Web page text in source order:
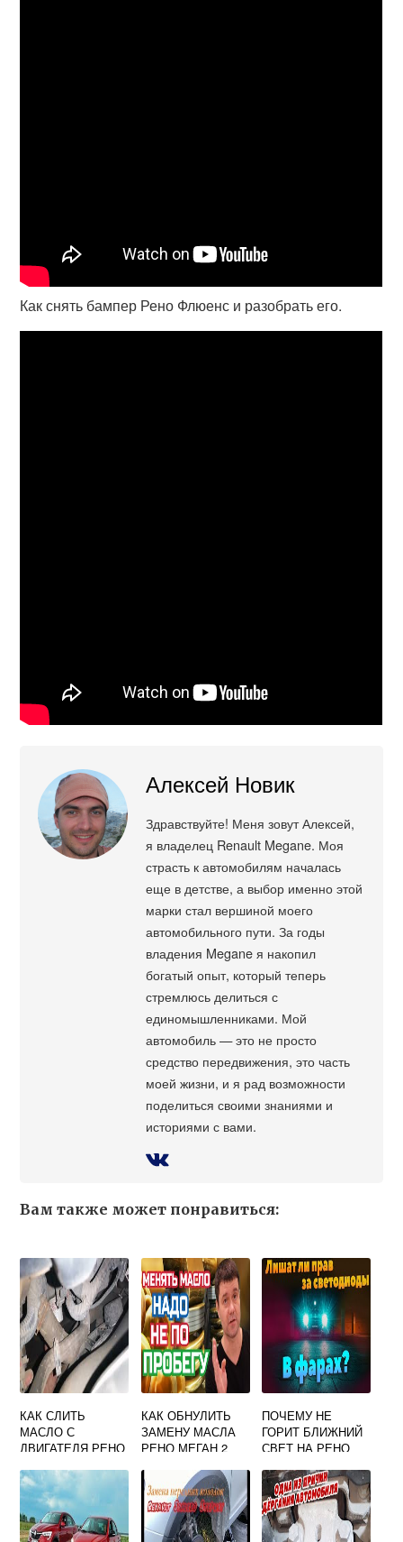
Как снять бампер Рено Флюенс и разобрать его.
Алексей Новик
Здравствуйте! Меня зовут Алексей,
я владелец Renault Megane. Моя
страсть к автомобилям началась
еще в детстве, а выбор именно этой
марки стал вершиной моего
автомобильного пути. За годы
владения Megane я накопил
богатый опыт, который теперь
стремлюсь делиться с
единомышленниками. Мой
автомобиль — это не просто
средство передвижения, это часть
моей жизни, и я рад возможности
поделиться своими знаниями и
историями с вами.
Вам также может понравиться:
КАК СЛИТЬ
МАСЛО С
ДВИГАТЕЛЯ РЕНО
СНИМАЯ ЗАЩИТЫ
КАК ОБНУЛИТЬ
ЗАМЕНУ МАСЛА
РЕНО МЕГАН 2
ПОЧЕМУ НЕ
ГОРИТ БЛИЖНИЙ
СВЕТ НА РЕНО